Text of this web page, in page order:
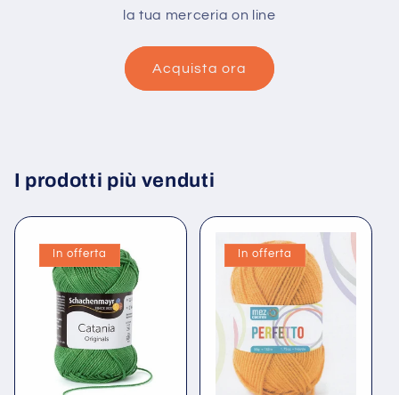
la tua merceria on line
Acquista ora
I prodotti più venduti
In offerta In offerta